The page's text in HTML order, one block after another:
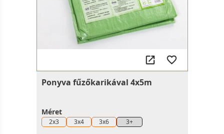
Ponyva fűzőkarikával 4x5m
Méret
2x3 3x4 3x6 3+